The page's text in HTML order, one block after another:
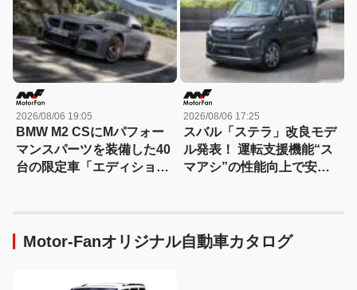
2026/08/06 19:05
BMW M2 CSにMパフォー
マンスパーツを装備した40
台の限定車「エディショ
2026/08/06 17:25
スバル「ステラ」改良モデ
ル発表！ 運転支援機能“ス
マアシ”の性能向上で安心
Motor-Fanオリジナル自動車カタログ